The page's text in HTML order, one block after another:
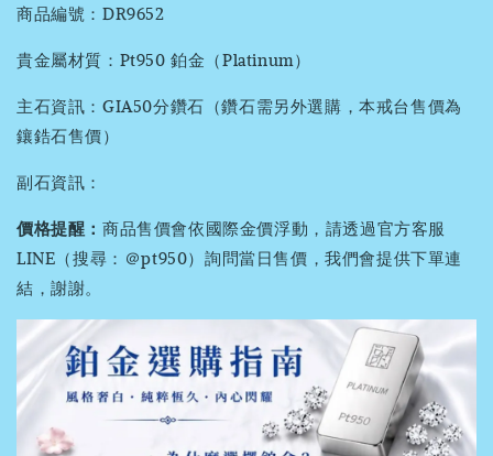
商品編號：DR9652
貴金屬材質：Pt950 鉑金（Platinum）
主石資訊：GIA50分鑽石（鑽石需另外選購，本戒台售價為
鑲鋯石售價）
副石資訊：
價格提醒： 商品售價會依國際金價浮動，請透過官方客服
LINE（搜尋：＠pt950）詢問當日售價，我們會提供下單連
結，謝謝。